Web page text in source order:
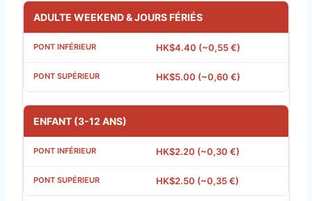
ADULTE WEEKEND & JOURS FÉRIÉS
HK$4.40 (~0,55 €)
HK$5.00 (~0,60 €)
ENFANT (3-12 ANS)
HK$2.20 (~0,30 €)
HK$2.50 (~0,35 €)